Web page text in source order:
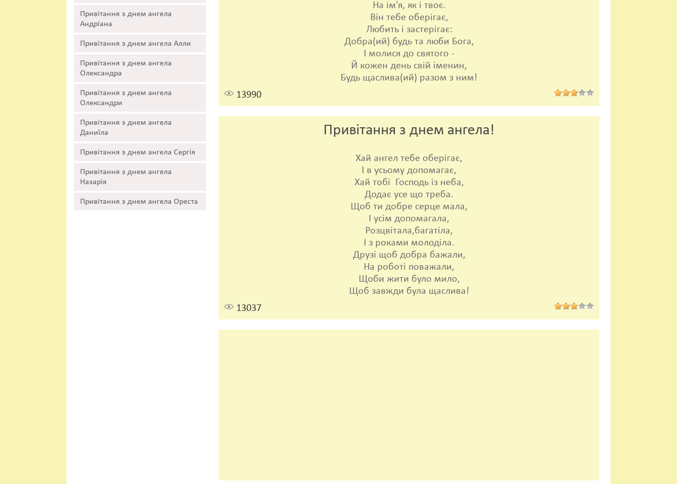
Привітання з днем ангела
Андріана
Привітання з днем ангела Алли
Привітання з днем ангела
Олександра
Привітання з днем ангела
Олександри
Привітання з днем ангела
Даниїла
Привітання з днем ангела Сергія
Привітання з днем ангела
Назарія
Привітання з днем ангела Ореста
На ім'я, як і твоє.
Він тебе оберігає,
Любить і застерігає:
Добра(ий) будь та люби Бога,
І молися до святого -
Й кожен день свій іменин,
Будь щаслива(ий) разом з ним!
13990
Привітання з днем ангела!
Хай ангел тебе оберігає,
І в усьому допомагає,
Хай тобі Господь із неба,
Додає усе що треба.
Щоб ти добре серце мала,
І усім допомагала,
Розцвітала,багатіла,
І з роками молоділа.
Друзі щоб добра бажали,
На роботі поважали,
Щоби жити було мило,
Щоб завжди була щаслива!
13037